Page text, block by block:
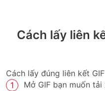
Cách lấy liên
Cách lấy đúng liên kết
Mở GIF bạn muốn